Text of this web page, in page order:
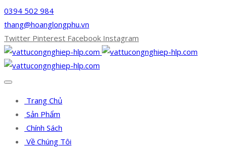
0394 502 984
thang@hoanglongphu.vn
Twitter Pinterest Facebook Instagram
Trang Chủ
Sản Phẩm
Chính Sách
Về Chúng Tôi